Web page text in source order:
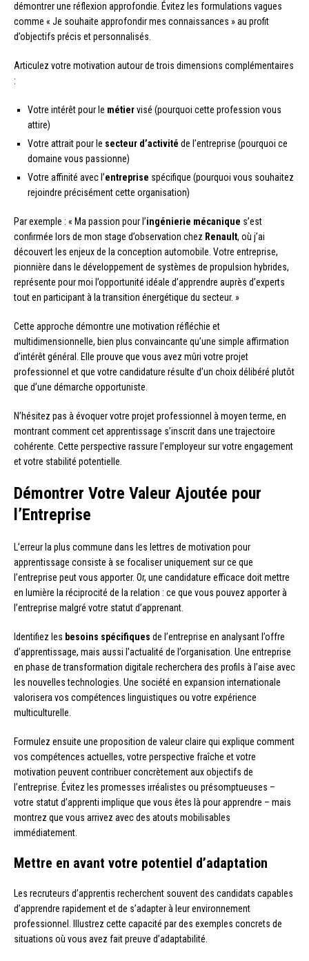
démontrer une réflexion approfondie. Évitez les formulations vagues
comme « Je souhaite approfondir mes connaissances » au profit
d’objectifs précis et personnalisés.
Articulez votre motivation autour de trois dimensions complémentaires
:
Votre intérêt pour le métiervisé (pourquoi cette profession vous
attire)
Votre attrait pour le secteur d’activité de l’entreprise (pourquoi ce
domaine vous passionne)
Votre affinité avec l’entreprise spécifique (pourquoi vous souhaitez
rejoindre précisément cette organisation)
Par exemple : « Ma passion pour l’ingénierie mécanique s’est
confirmée lors de mon stage d’observation chez Renault, où j’ai
découvert les enjeux de la conception automobile. Votre entreprise,
pionnière dans le développement de systèmes de propulsion hybrides,
représente pour moi l’opportunité idéale d’apprendre auprès d’experts
tout en participant à la transition énergétique du secteur. »
Cette approche démontre une motivation réfléchie et
multidimensionnelle, bien plus convaincante qu’une simple affirmation
d’intérêt général. Elle prouve que vous avez mûri votre projet
professionnel et que votre candidature résulte d’un choix délibéré plutôt
que d’une démarche opportuniste.
N’hésitez pas à évoquer votre projet professionnel à moyen terme, en
montrant comment cet apprentissage s’inscrit dans une trajectoire
cohérente. Cette perspective rassure l’employeur sur votre engagement
et votre stabilité potentielle.
Démontrer Votre Valeur Ajoutée pour
l’Entreprise
L’erreur la plus commune dans les lettres de motivation pour
apprentissage consiste à se focaliser uniquement sur ce que
l’entreprise peut vous apporter. Or, une candidature efficace doit mettre
en lumière la réciprocité de la relation : ce que vous pouvez apporter à
l’entreprise malgré votre statut d’apprenant.
Identifiez les besoins spécifiques de l’entreprise en analysant l’offre
d’apprentissage, mais aussi l’actualité de l’organisation. Une entreprise
en phase de transformation digitale recherchera des profils à l’aise avec
les nouvelles technologies. Une société en expansion internationale
valorisera vos compétences linguistiques ou votre expérience
multiculturelle.
Formulez ensuite une proposition de valeur claire qui explique comment
vos compétences actuelles, votre perspective fraîche et votre
motivation peuvent contribuer concrètement aux objectifs de
l’entreprise. Évitez les promesses irréalistes ou présomptueuses –
votre statut d’apprenti implique que vous êtes là pour apprendre – mais
montrez que vous arrivez avec des atouts mobilisables
immédiatement.
Mettre en avant votre potentiel d’adaptation
Les recruteurs d’apprentis recherchent souvent des candidats capables
d’apprendre rapidement et de s’adapter à leur environnement
professionnel. Illustrez cette capacité par des exemples concrets de
situations où vous avez fait preuve d’adaptabilité.